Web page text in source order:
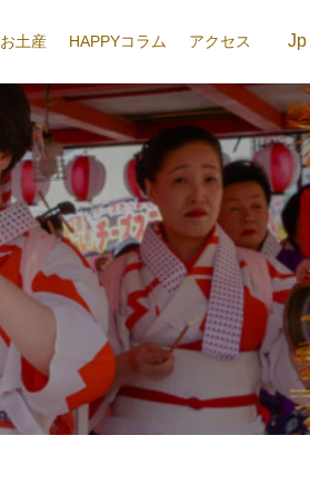
お土産 HAPPYコラム アクセス